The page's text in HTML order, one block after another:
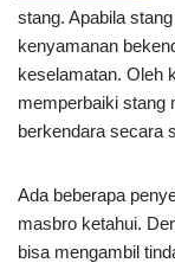
stang. Apabila
kenyamanan
keselamatan. Oleh
memperbaiki stang
berkendara secara
Ada beberapa
masbro ketahui.
bisa mengambil